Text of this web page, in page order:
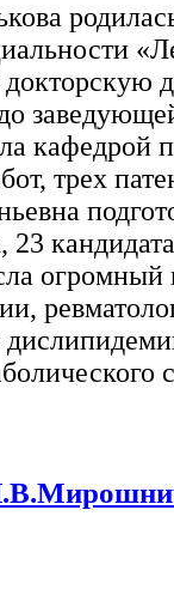
кафедрой
трех
огромный